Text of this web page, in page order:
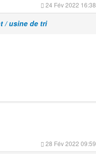
24 Fév 2022 16:38
/ usine de tri
28 Fév 2022 09:59